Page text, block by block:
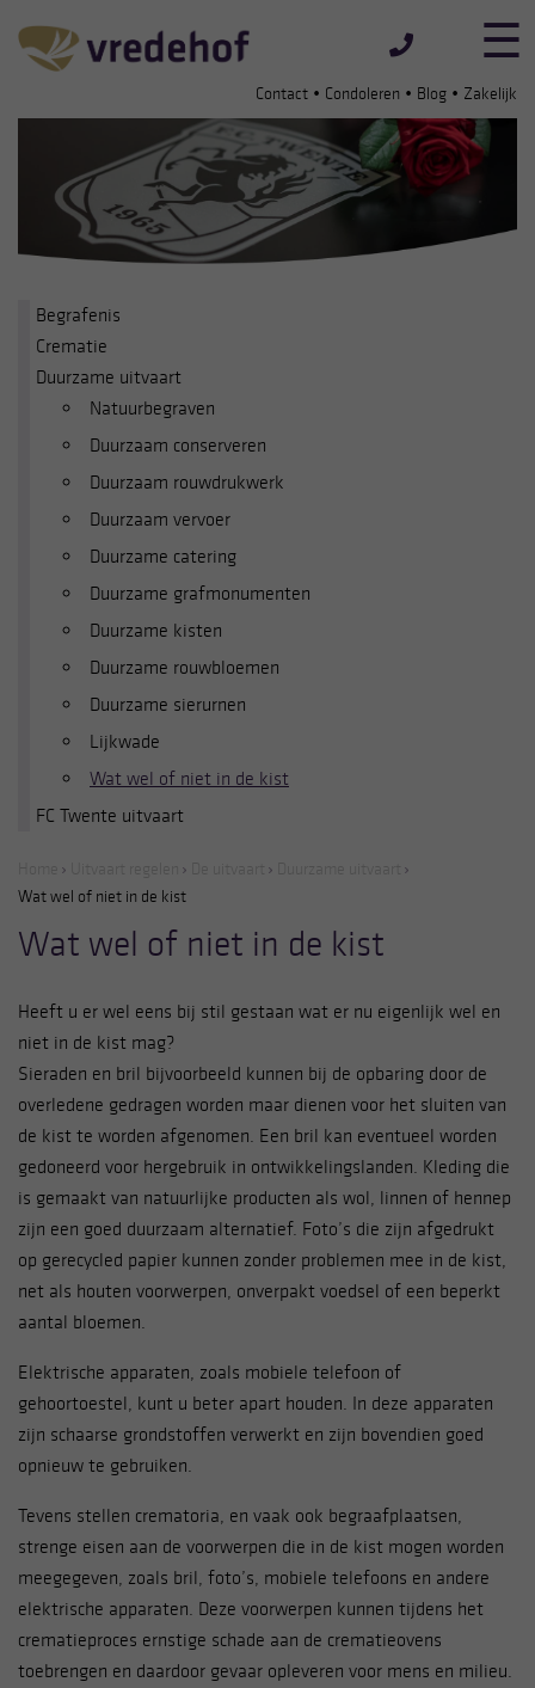
Contact • Condoleren • Blog • Zakelijk
Begrafenis
Crematie
Duurzame uitvaart
Natuurbegraven
Duurzaam conserveren
Duurzaam rouwdrukwerk
Duurzaam vervoer
Duurzame catering
Duurzame grafmonumenten
Duurzame kisten
Duurzame rouwbloemen
Duurzame sierurnen
Lijkwade
Wat wel of niet in de kist
FC Twente uitvaart
Wat wel of niet in de kist
Wat wel of niet in de kist
Heeft u er wel eens bij stil gestaan wat er nu eigenlijk wel en
niet in de kist mag?
Sieraden en bril bijvoorbeeld kunnen bij de opbaring door de
overledene gedragen worden maar dienen voor het sluiten van
de kist te worden afgenomen. Een bril kan eventueel worden
gedoneerd voor hergebruik in ontwikkelingslanden. Kleding die
is gemaakt van natuurlijke producten als wol, linnen of hennep
zijn een goed duurzaam alternatief. Foto’s die zijn afgedrukt
op gerecycled papier kunnen zonder problemen mee in de kist,
net als houten voorwerpen, onverpakt voedsel of een beperkt
aantal bloemen.
Elektrische apparaten, zoals mobiele telefoon of
gehoortoestel, kunt u beter apart houden. In deze apparaten
zijn schaarse grondstoffen verwerkt en zijn bovendien goed
opnieuw te gebruiken.
Tevens stellen crematoria, en vaak ook begraafplaatsen,
strenge eisen aan de voorwerpen die in de kist mogen worden
meegegeven, zoals bril, foto’s, mobiele telefoons en andere
elektrische apparaten. Deze voorwerpen kunnen tijdens het
crematieproces ernstige schade aan de crematieovens
toebrengen en daardoor gevaar opleveren voor mens en milieu.